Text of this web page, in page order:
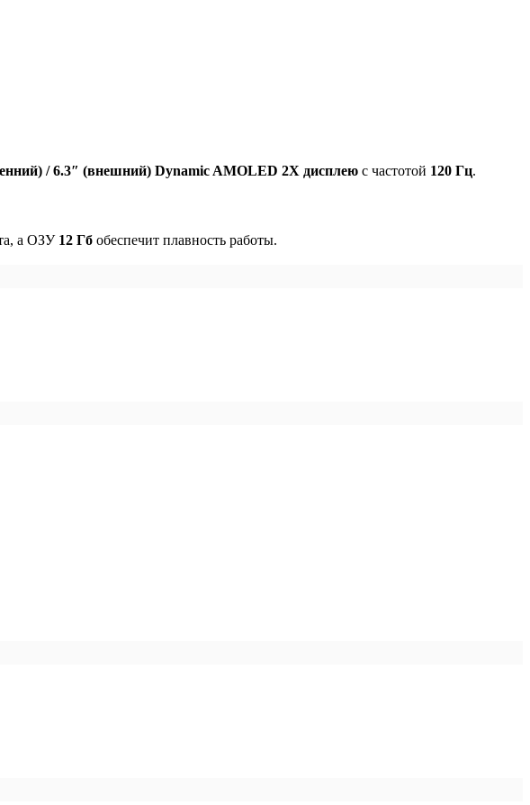
/ 6.3″ (внешний) Dynamic AMOLED 2X дисплею с частотой 120 Гц.
а ОЗУ 12 Гб обеспечит плавность работы.